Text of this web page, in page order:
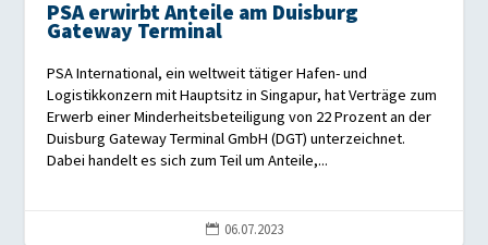
PSA erwirbt Anteile am Duisburg
Gateway Terminal
PSA International, ein weltweit tätiger Hafen- und
Logistikkonzern mit Hauptsitz in Singapur, hat Verträge zum
Erwerb einer Minderheitsbeteiligung von 22 Prozent an der
Duisburg Gateway Terminal GmbH (DGT) unterzeichnet.
Dabei handelt es sich zum Teil um Anteile,...
 06.07.2023